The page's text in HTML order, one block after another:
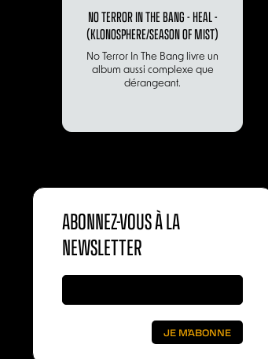
NO TERROR IN THE BANG - HEAL -
(KLONOSPHERE/SEASON OF MIST)
No Terror In The Bang livre un
album aussi complexe que
dérangeant.
ABONNEZ-VOUS À LA
NEWSLETTER